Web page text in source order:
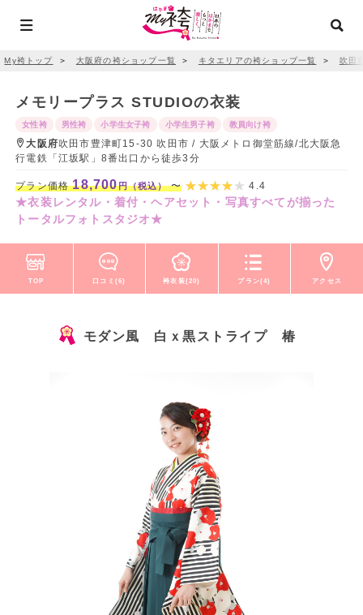
My袴トップ ＞ 大阪府の袴ショップ一覧 ＞ キタエリアの袴ショップ一覧 ＞ 吹田
メモリープラス STUDIOの衣装
女性袴 男性袴 小学生女子袴 小学生男子袴 教員向け袴
大阪府吹田市豊津町15-30 吹田市 / 大阪メトロ御堂筋線/北大阪急
行電鉄「江坂駅」8番出口から徒歩3分
プラン価格18,700円（税込）〜 4.4
★衣装レンタル・着付・ヘアセット・写真すべてが揃った
トータルフォトスタジオ★
TOP 口コミ(6) 袴衣装(20) プラン(4) アクセス
モダン風 白ｘ黒ストライプ 椿